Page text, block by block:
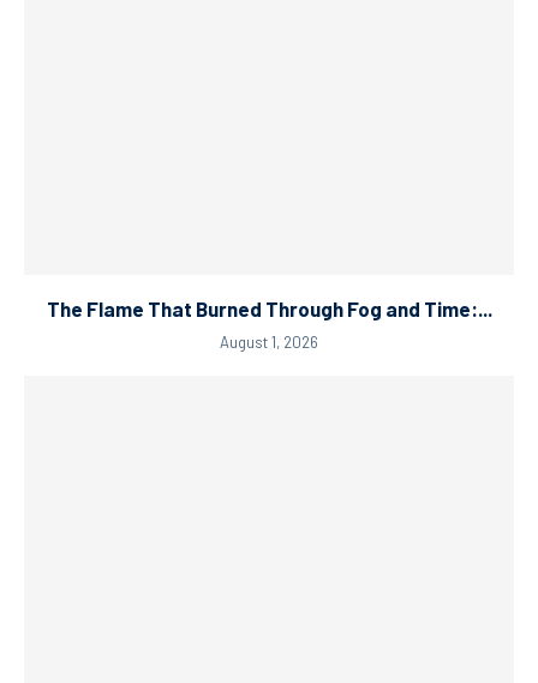
The Flame That Burned Through Fog and Time:...
August 1, 2026